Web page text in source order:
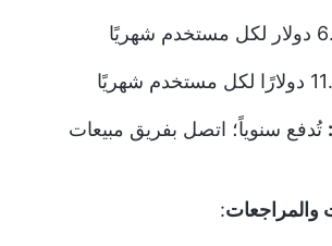
تُدفع سنوياً؛ اتصل بفريق مبيعات
والمراجعات: